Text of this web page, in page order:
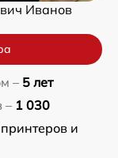
Иванов
– 5 лет
– 1 030
и